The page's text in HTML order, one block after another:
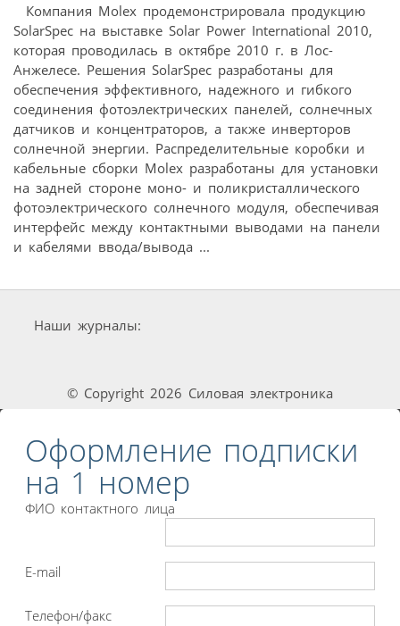
Компания Molex продемонстрировала продукцию
SolarSpec на выставке Solar Power International 2010,
которая проводилась в октябре 2010 г. в Лос-
Анжелесе. Решения SolarSpec разработаны для
обеспечения эффективного, надежного и гибкого
соединения фотоэлектрических панелей, солнечных
датчиков и концентраторов, а также инверторов
солнечной энергии. Распределительные коробки и
кабельные сборки Molex разработаны для установки
на задней стороне моно- и поликристаллического
фотоэлектрического солнечного модуля, обеспечивая
интерфейс между контактными выводами на панели
и кабелями ввода/вывода ...
Наши журналы:
© Copyright 2026 Силовая электроника
Оформление подписки
на 1 номер
ФИО контактного лица
E-mail
Телефон/факс